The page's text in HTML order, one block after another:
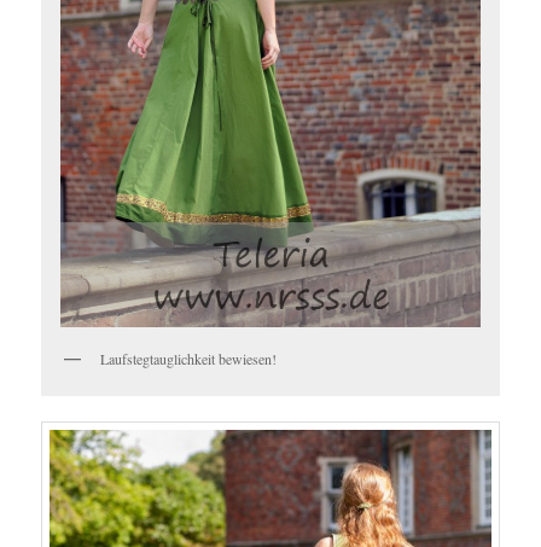
Laufstegtauglichkeit bewiesen!